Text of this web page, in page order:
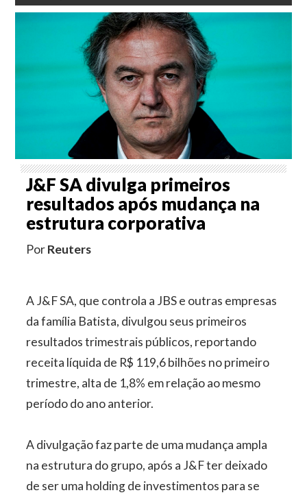
J&F SA divulga primeiros
resultados após mudança na
estrutura corporativa
PorReuters
A J&F SA, que controla a JBS e outras empresas
da família Batista, divulgou seus primeiros
resultados trimestrais públicos, reportando
receita líquida de R$ 119,6 bilhões no primeiro
trimestre, alta de 1,8% em relação ao mesmo
período do ano anterior.
A divulgação faz parte de uma mudança ampla
na estrutura do grupo, após a J&F ter deixado
de ser uma holding de investimentos para se